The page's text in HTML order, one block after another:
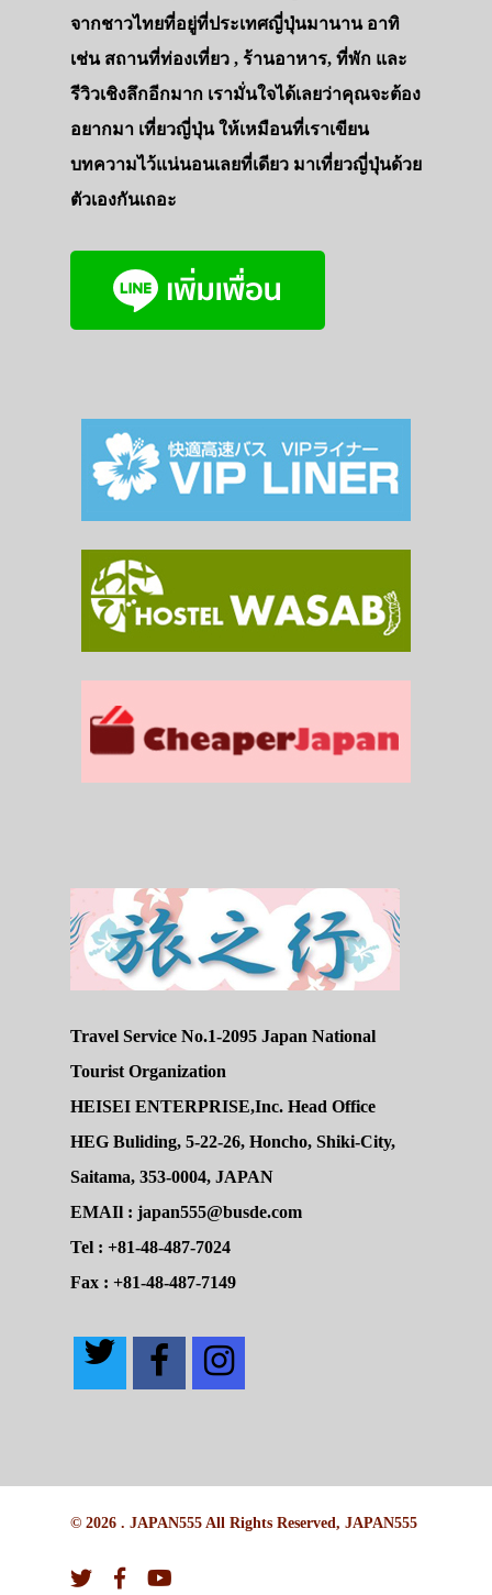
จากชาวไทยที่อยู่ที่ประเทศญี่ปุ่นมานาน อาทิ
เช่น สถานที่ท่องเที่ยว , ร้านอาหาร, ที่พัก และ
รีวิวเชิงลึกอีกมาก เรามั่นใจได้เลยว่าคุณจะต้อง
อยากมา เที่ยวญี่ปุ่น ให้เหมือนที่เราเขียน
บทความไว้แน่นอนเลยที่เดียว มาเที่ยวญี่ปุ่นด้วย
ตัวเองกันเถอะ
Travel Service No.1-2095 Japan National
Tourist Organization
HEISEI ENTERPRISE,Inc. Head Office
HEG Buliding, 5-22-26, Honcho, Shiki-City,
Saitama, 353-0004, JAPAN
EMAIl : japan555@busde.com
Tel : +81-48-487-7024
Fax : +81-48-487-7149
© 2026 . JAPAN555 All Rights Reserved, JAPAN555